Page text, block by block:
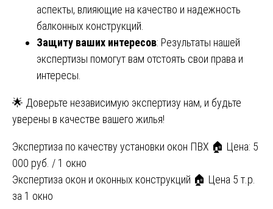
аспекты, влияющие на качество и надежность
балконных конструкций.
Защиту ваших интересов: Результаты нашей
экспертизы помогут вам отстоять свои права и
интересы.
🌟 Доверьте независимую экспертизу нам, и будьте
уверены в качестве вашего жилья!
Навигация
по
записям
Экспертиза по качеству установки окон ПВХ 🏠 Цена: 5
000 руб. / 1 окно
Экспертиза окон и оконных конструкций 🏠 Цена 5 т.р.
за 1 окно